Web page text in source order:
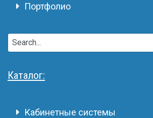
Портфолио
Каталог:
Кабинетные системы